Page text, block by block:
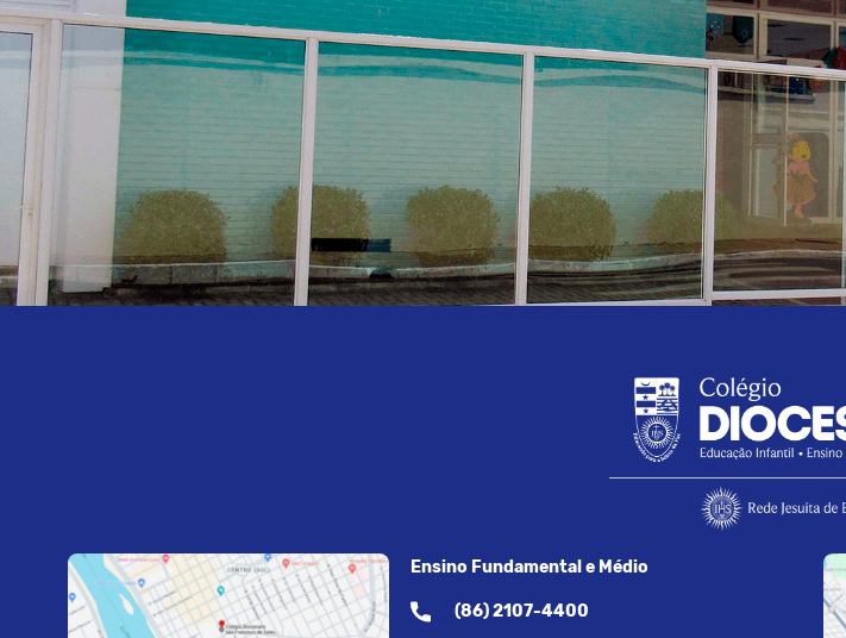
Ensino Fundamental e Médio
(86) 2107-4400